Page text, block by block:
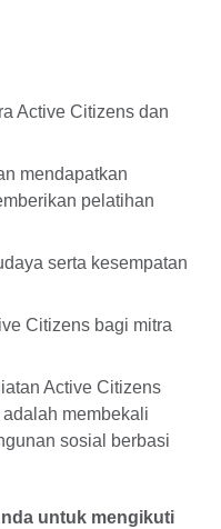
Active Citizens dan
mendapatkan
pelatihan
serta kesempatan
Citizens bagi mitra
Active Citizens
membekali
sosial berbasi
untuk mengikuti